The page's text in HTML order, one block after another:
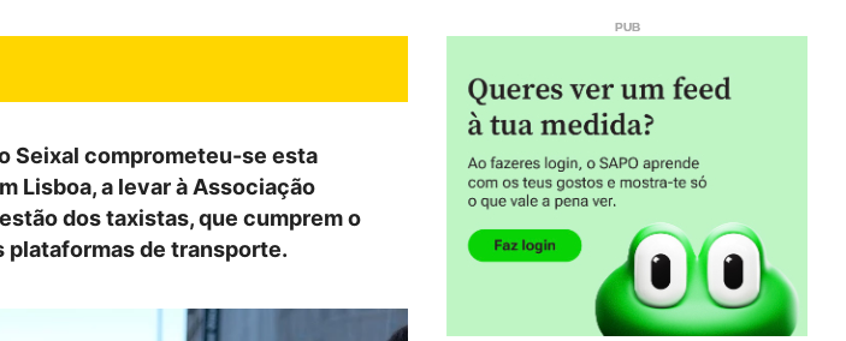
Seixal comprometeu-se esta
Lisboa, a levar à Associação
dos taxistas, que cumprem o
plataformas de transporte.